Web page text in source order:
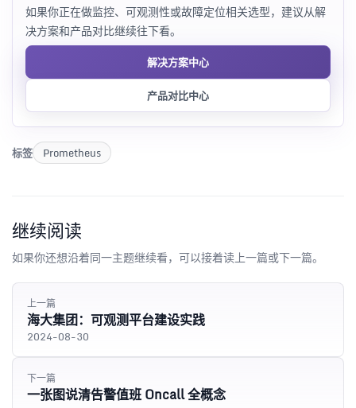
如果你正在做监控、可观测性或故障定位相关选型，建议从解
决方案和产品对比继续往下看。
解决方案中心
产品对比中心
标签 Prometheus
继续阅读
如果你还想沿着同一主题继续看，可以接着读上一篇或下一篇。
上一篇
海大集团：可观测平台建设实践
2024-08-30
下一篇
一张图说清告警值班 Oncall 全概念